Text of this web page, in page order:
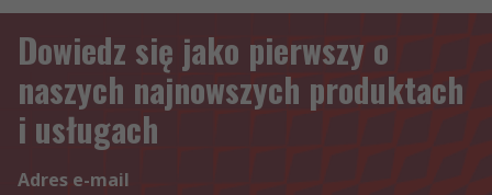
Dowiedz się jako pierwszy o
naszych najnowszych produktach
i usługach
Adres e-mail